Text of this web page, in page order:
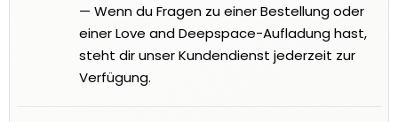
— Wenn du Fragen zu einer Bestellung oder
einer Love and Deepspace-Aufladung hast,
steht dir unser Kundendienst jederzeit zur
Verfügung.